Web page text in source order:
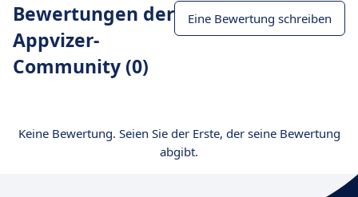
Bewertungen der
Appvizer-
Community (0)
Eine Bewertung schreiben
Keine Bewertung. Seien Sie der Erste, der seine Bewertung
abgibt.